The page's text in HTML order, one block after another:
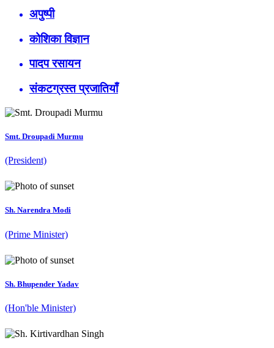
अपुष्पी
कोशिका विज्ञान
पादप रसायन
संकटग्रस्त प्रजातियाँ
Smt. Droupadi Murmu
(President)
Sh. Narendra Modi
(Prime Minister)
Sh. Bhupender Yadav
(Hon'ble Minister)